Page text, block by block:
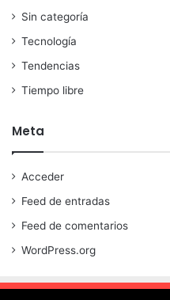
Sin categoría
Tecnología
Tendencias
Tiempo libre
Meta
Acceder
Feed de entradas
Feed de comentarios
WordPress.org